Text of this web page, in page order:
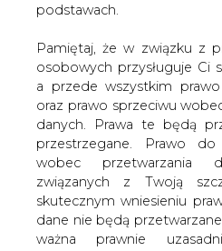
podstawach.
Pamiętaj, że w związku z
osobowych przysługuje Ci
a przede wszystkim
oraz prawo sprzeciwu
danych. Prawa te będą
przestrzegane. Prawo do
wobec przetwarzania
związanych z Twoją
skutecznym wniesieniu
dane nie będą
ważna prawnie
Zakłady sprzedające
walczą z plagą
neodymowych
Z kupnem magnesów
problemu – czytamy w Życiu,
że sposób ich